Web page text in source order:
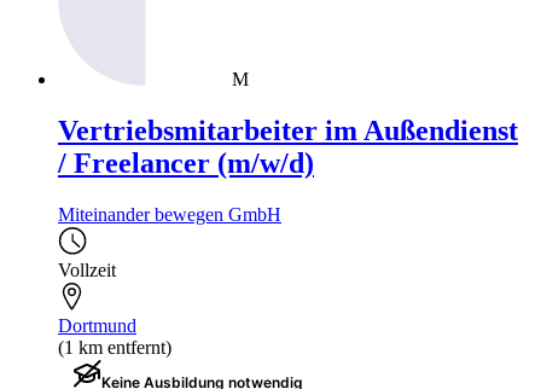
M
Vertriebsmitarbeiter im Außendienst
/ Freelancer (m/w/d)
Miteinander bewegen GmbH
Vollzeit
Dortmund
(1 km entfernt)
Keine Ausbildung notwendig